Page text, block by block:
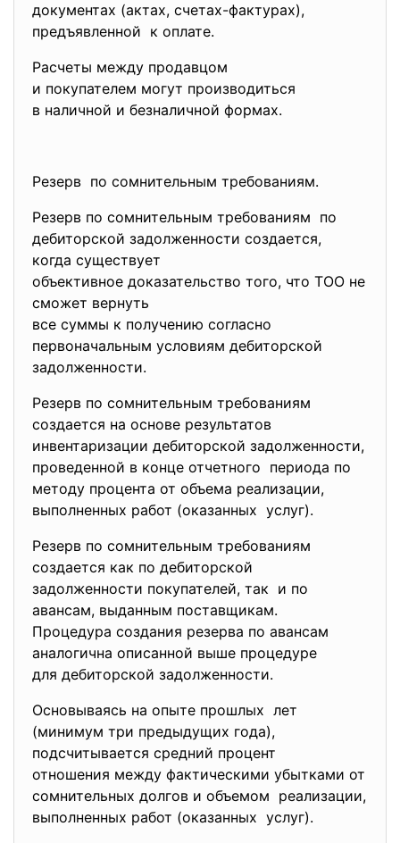
документах (актах, счетах-фактурах),
предъявленной к оплате.
Расчеты между продавцом
и покупателем могут производиться
в наличной и безналичной формах.
Резерв по сомнительным требованиям.
Резерв по сомнительным требованиям по
дебиторской задолженности создается,
когда существует
объективное доказательство того, что ТОО не
сможет вернуть
все суммы к получению согласно
первоначальным условиям дебиторской
задолженности.
Резерв по сомнительным требованиям
создается на основе результатов
инвентаризации дебиторской задолженности,
проведенной в конце отчетного периода по
методу процента от объема реализации,
выполненных работ (оказанных услуг).
Резерв по сомнительным требованиям
создается как по дебиторской
задолженности покупателей, так и по
авансам, выданным поставщикам.
Процедура создания резерва по авансам
аналогична описанной выше процедуре
для дебиторской задолженности.
Основываясь на опыте прошлых лет
(минимум три предыдущих года),
подсчитывается средний процент
отношения между фактическими убытками от
сомнительных долгов и объемом реализации,
выполненных работ (оказанных услуг).